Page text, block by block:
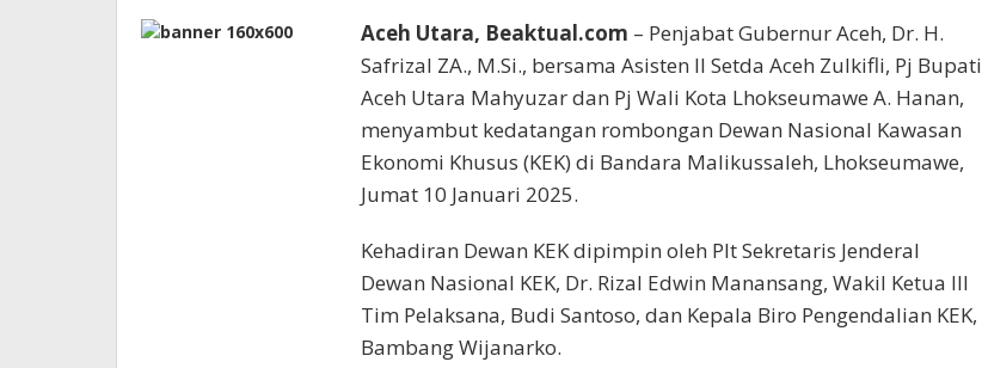
Aceh Utara, Beaktual.com – Penjabat Gubernur Aceh, Dr. H.
Safrizal ZA., M.Si., bersama Asisten II Setda Aceh Zulkifli, Pj Bupati
Aceh Utara Mahyuzar dan Pj Wali Kota Lhokseumawe A. Hanan,
menyambut kedatangan rombongan Dewan Nasional Kawasan
Ekonomi Khusus (KEK) di Bandara Malikussaleh, Lhokseumawe,
Jumat 10 Januari 2025.
Kehadiran Dewan KEK dipimpin oleh Plt Sekretaris Jenderal
Dewan Nasional KEK, Dr. Rizal Edwin Manansang, Wakil Ketua III
Tim Pelaksana, Budi Santoso, dan Kepala Biro Pengendalian KEK,
Bambang Wijanarko.